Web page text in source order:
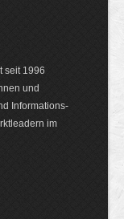
seit 1996
und
Informations­
im